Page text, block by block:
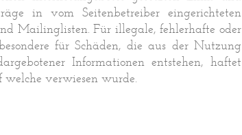
in vom Seitenbetreiber eingerichteten
Mailinglisten. Für illegale, fehlerhafte oder
für Schäden, die aus der Nutzung
Informationen entstehen, haftet
verwiesen wurde.